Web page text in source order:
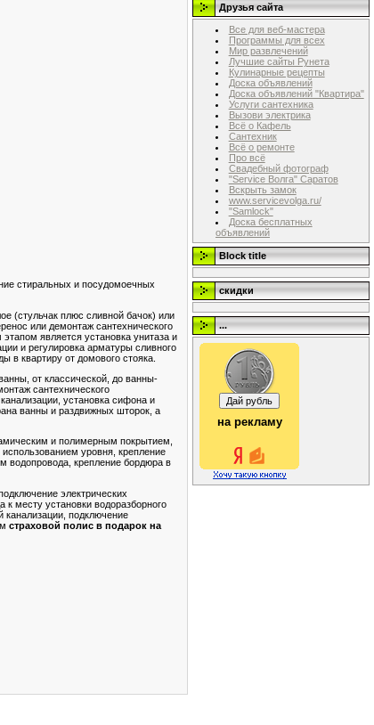
стиральных и посудомоечных
(стульчак плюс сливной бачок) или
или демонтаж сантехнического
является установка унитаза и
и регулировка арматуры сливного
в квартиру от домового стояка.
от классической, до ванны-
сантехнического
установка сифона и
ванны и раздвижных шторок, а
и полимерным покрытием,
уровня, крепление
водопровода, крепление бордюра в
электрических
месту установки водоразборного
канализации, подключение
страховой полис в подарок на
Друзья сайта
Все для веб-мастера
Программы для всех
Мир развлечений
Лучшие сайты Рунета
Кулинарные рецепты
Доска объявлений
Доска объявлений "Квартира"
Услуги сантехника
Вызови электрика
Всё о Кафель
Сантехник
Всё о ремонте
Про всё
Свадебный фотограф
"Service Волга" Саратов
Вскрыть замок
www.servicevolga.ru/
"Samlock"
Доска бесплатных
объявлений
Block title
скидки
...
на рекламу